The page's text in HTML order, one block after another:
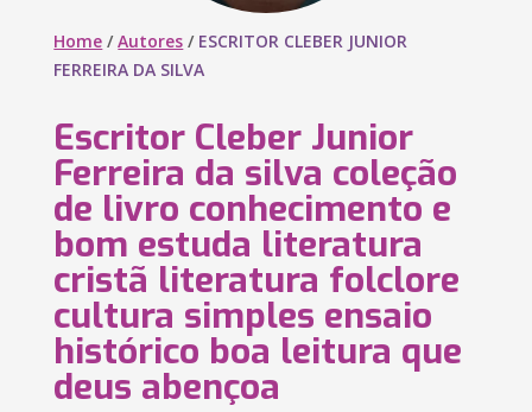
Home /Autores / ESCRITOR CLEBER JUNIOR
FERREIRA DA SILVA
Escritor Cleber Junior
Ferreira da silva coleção
de livro conhecimento e
bom estuda literatura
cristã literatura folclore
cultura simples ensaio
histórico boa leitura que
deus abençoa